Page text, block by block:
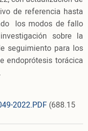
de referencia hasta
los modos de fallo
sobre la
seguimiento para los
endoprótesis torácica
2022.PDF (688.15